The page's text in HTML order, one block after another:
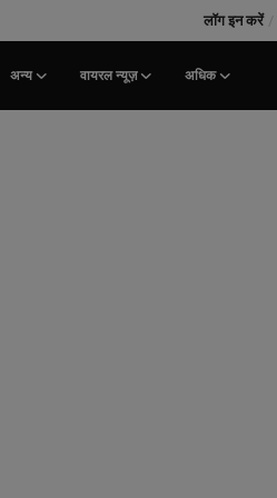
लॉग इन करें/
अन्य वायरल न्यूज़ अधिक